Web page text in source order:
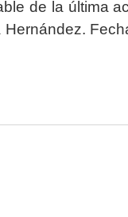
de la última